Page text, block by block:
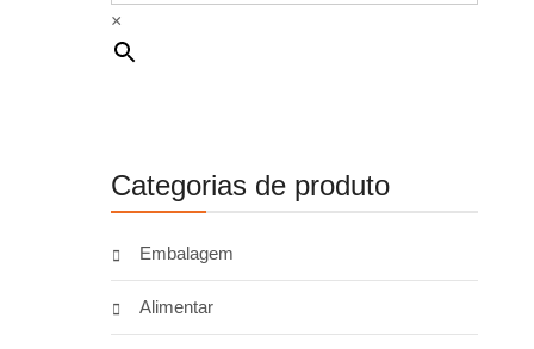
×
Categorias de produto
Embalagem
Alimentar